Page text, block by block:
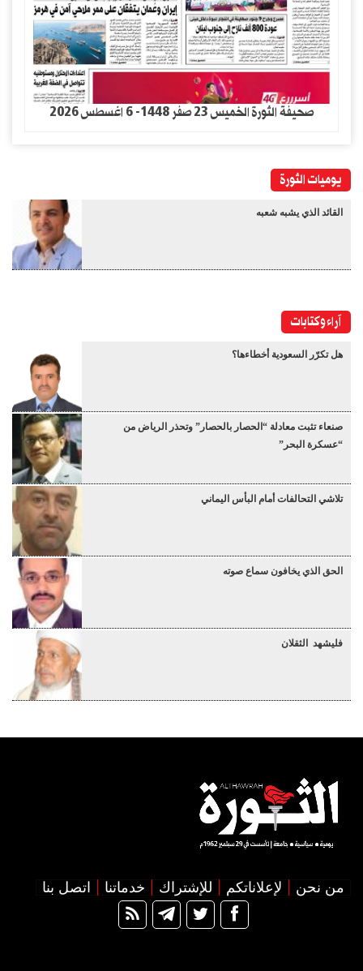
صحيفة الثورة الخميس 23 صفر 1448- 6 اغسطس 2026
يوميات الثورة
القائد الذي يشبه شعبه
آراء وكتابات
هل تكرّر السعودية أخطاءها؟
صنعاء تثبت معادلة “الحصار بالحصار” وتحذر الرياض من
“عسكرة البحر”
تلاشي التحالفات أمام البأس اليماني
الحق الذي يخافون سماع صوته
فليشهد الثقلان
من نحن لإعلاناتكم للإشتراك خدماتنا اتصل بنا